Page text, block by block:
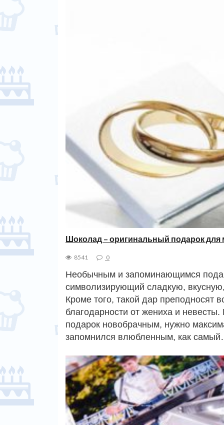
Шоколад – оригинальный подарок для
8541 0
Необычным и запоминающимся
символизирующий сладкую,
Кроме того, такой дар преподносят
благодарности от жениха и
подарок новобрачным, нужно
запомнился влюбленным, как